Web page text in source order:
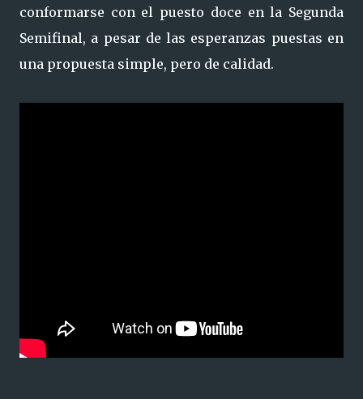
conformarse con el puesto doce en la Segunda
Semifinal, a pesar de las esperanzas puestas en
una propuesta simple, pero de calidad.